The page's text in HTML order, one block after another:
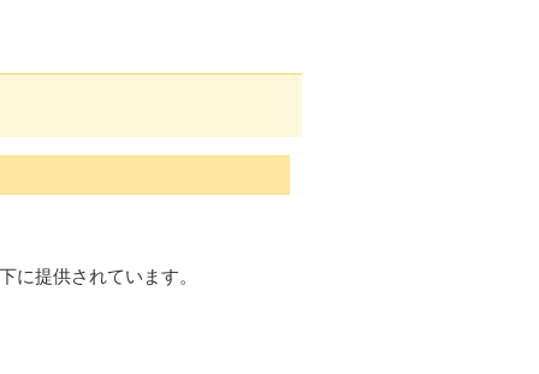
に提供されています。